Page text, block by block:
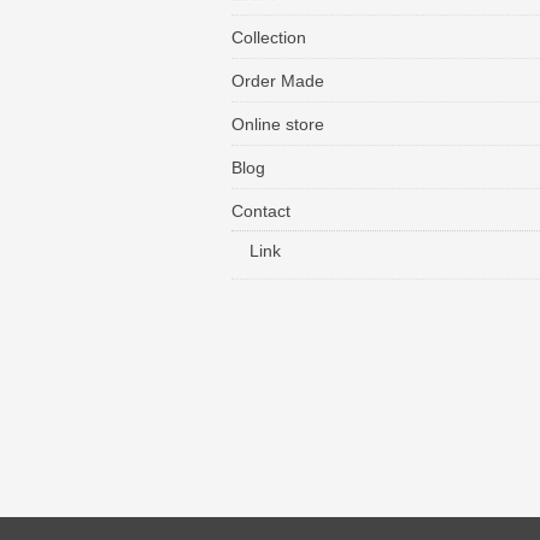
Collection
Order Made
Online store
Blog
Contact
Link